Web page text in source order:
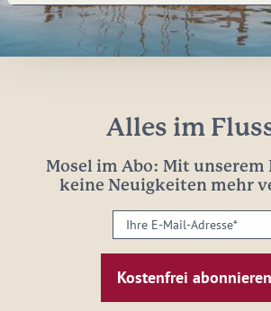
Alles im
Mosel im Abo: Mit
keine Neuigkeiten mehr
Ihre
E-
Mail-
Adresse: